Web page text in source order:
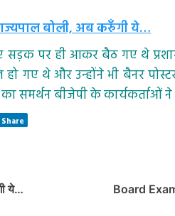
बोली, अब करुँगी ये…
पर ही आकर बैठ गए थे
हो गए थे और उन्होंने भी बैनर
समर्थन बीजेपी के कार्यकर्ताओं ने
Share
ये…
Board